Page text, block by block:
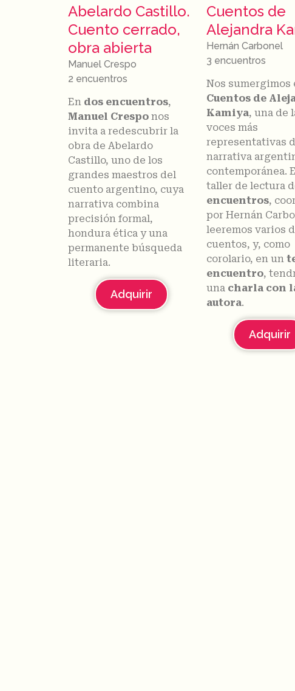
Abelardo Castillo.
Cuento cerrado,
obra abierta
Manuel Crespo
2 encuentros
En dos encuentros,
Manuel Crespo nos
invita a redescubrir la
obra de Abelardo
Castillo, uno de los
grandes maestros del
cuento argentino, cuya
narrativa combina
precisión formal,
hondura ética y una
permanente búsqueda
literaria.
Adquirir
Cuentos de
Alejandra
Hernán Carbonel
3 encuentros
Nos sumergimos
Cuentos de
Kamiya, una de
voces más
representativas
narrativa
contemporánea.
taller de lectura
encuentros,
por Hernán
leeremos varios
cuentos, y, como
corolario, en un
encuentro,
una charla con
autora.
Adquirir